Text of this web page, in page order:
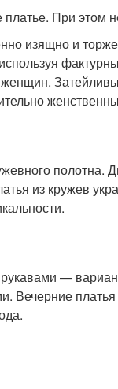
При этом
изящно и
из кружев
—
Вечерние